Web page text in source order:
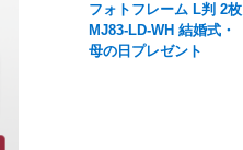
フォトフレーム L判 2枚
MJ83-LD-WH 結婚式・
母の日プレゼント